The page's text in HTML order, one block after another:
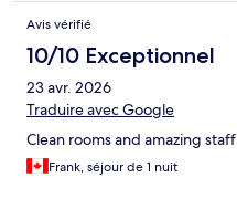
Avis vérifié
10/10 Exceptionnel
23 avr. 2026
Traduire avec Google
Clean rooms and amazing staff
Frank, séjour de 1 nuit